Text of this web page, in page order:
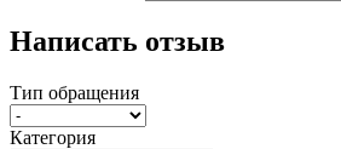
Написать отзыв
Тип обращения
Категория